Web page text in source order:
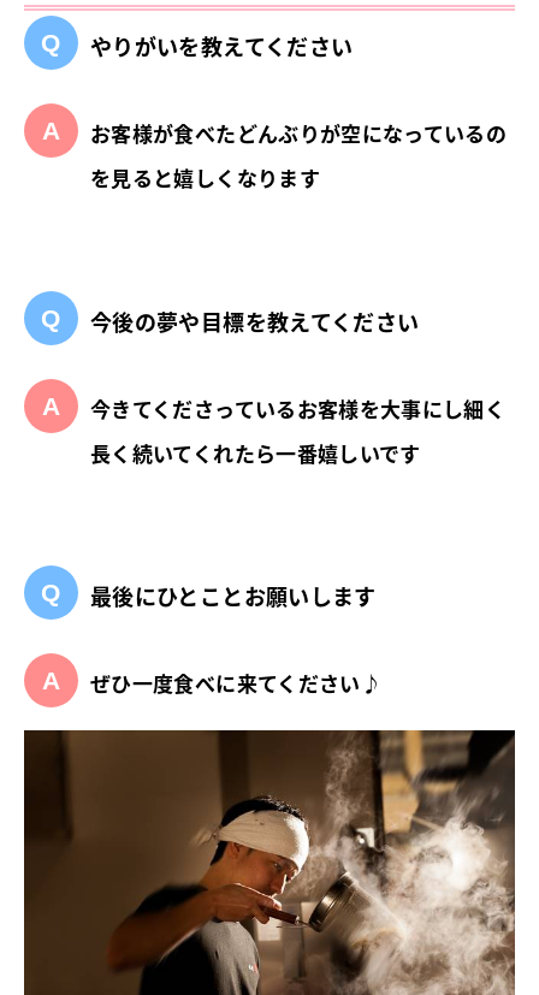
やりがいを教えてください
お客様が食べたどんぶりが空になっているの
を見ると嬉しくなります
今後の夢や目標を教えてください
今きてくださっているお客様を大事にし細く
長く続いてくれたら一番嬉しいです
最後にひとことお願いします
ぜひ一度食べに来てください♪